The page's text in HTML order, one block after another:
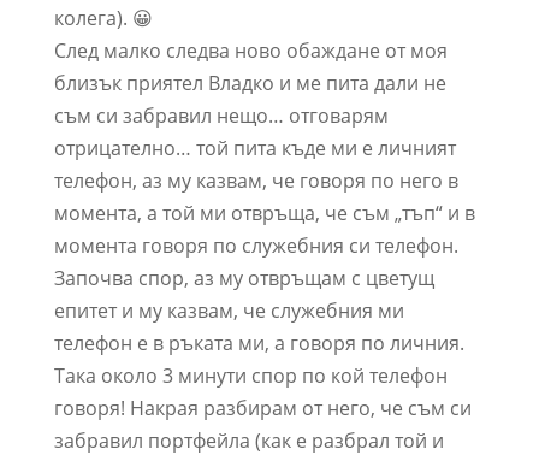
колега). 😀
След малко следва ново обаждане от моя
близък приятел Владко и ме пита дали не
съм си забравил нещо… отговарям
отрицателно… той пита къде ми е личният
телефон, аз му казвам, че говоря по него в
момента, а той ми отвръща, че съм „тъп“ и в
момента говоря по служебния си телефон.
Започва спор, аз му отвръщам с цветущ
епитет и му казвам, че служебния ми
телефон е в ръката ми, а говоря по личния.
Така около 3 минути спор по кой телефон
говоря! Накрая разбирам от него, че съм си
забравил портфейла (как е разбрал той и